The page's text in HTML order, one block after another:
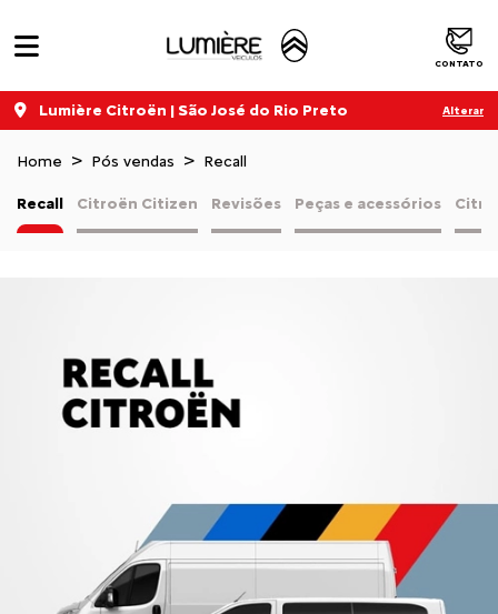
CONTATO
Lumière Citroën | São José do Rio Preto Alterar
Home Pós vendas Recall
Citroën Citizen Revisões Peças e acessórios
Recall